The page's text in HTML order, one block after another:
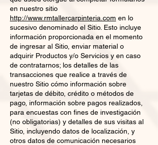
en nuestro sitio
http://www.rmtallercarpinteria.com en lo
sucesivo denominado el Sitio. Esto incluye
información proporcionada en el momento
de ingresar al Sitio, enviar material o
adquirir Productos y/o Servicios y en caso
de contratarnos; los detalles de las
transacciones que realice a través de
nuestro Sitio cómo información sobre
tarjetas de débito, crédito o métodos de
pago, información sobre pagos realizados,
para encuestas con fines de investigación
(no obligatorias) y detalles de sus visitas al
Sitio, incluyendo datos de localización, y
otros datos de comunicación necesarios